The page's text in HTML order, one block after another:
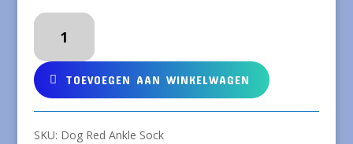
DUNS
sokjes
van
organisch
katoen
met
TOEVOEGEN AAN WINKELWAGEN
SKU: Dog Red Ankle Sock